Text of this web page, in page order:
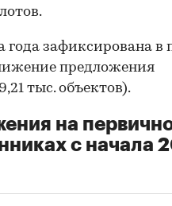
года зафиксирована в
предложения
тыс. объектов).
на
с начала